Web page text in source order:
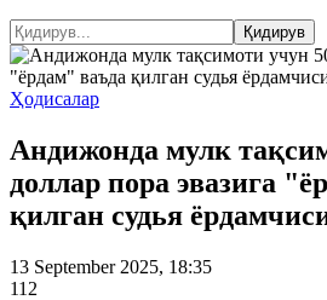
Ҳодисалар
Андижонда мулк
доллар пора эвазига
қилган судья
13 September 2025, 18:35
112